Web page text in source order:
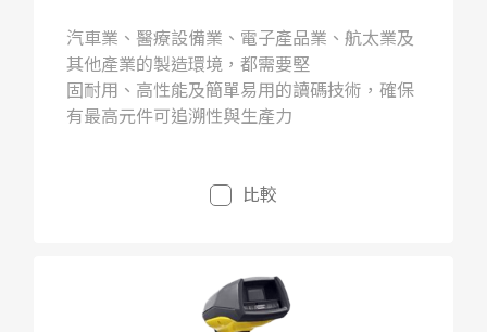
汽車業、醫療設備業、電子產品業、航太業及
其他產業的製造環境，都需要堅
固耐用、高性能及簡單易用的讀碼技術，確保
有最高元件可追溯性與生產力
比較